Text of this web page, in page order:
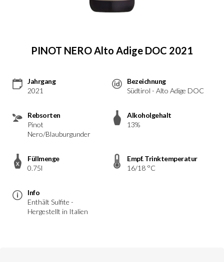
PINOT NERO Alto Adige DOC 2021
Jahrgang
2021
Bezeichnung
Südtirol - Alto Adige DOC
Rebsorten
Pinot
Nero/Blauburgunder
Alkoholgehalt
13%
Füllmenge
0.75l
Empf. Trinktemperatur
16/18 °C
Info
Enthält Sulfite -
Hergestellt in Italien